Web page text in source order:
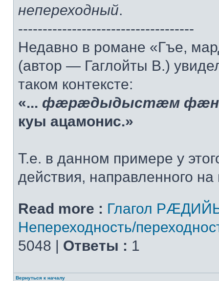
непереходный.
------------------------------------
Недавно в романе «Гъе,
(автор — Гаглойты В.)
таком контексте:
«... фæрæдыдыстæм
куы ацамонис.»
Т.е. в данном примере у
действия, направленного
Read more : Глагол
Непереходность/
5048 | Ответы : 1
Вернуться к началу